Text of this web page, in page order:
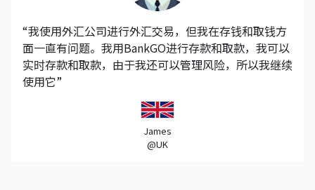
“我使用外汇公司进行外汇交易，但我在存钱和取钱方
面一直有问题。我用BankGO进行存款和取款，我可以
实时存款和取款，由于我还可以管理风险，所以我继续
使用它”
James
@UK